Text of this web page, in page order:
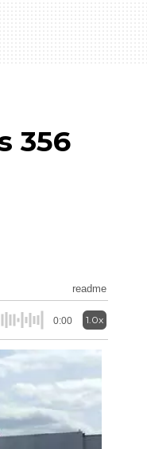
356
readme
0:00 1.0x